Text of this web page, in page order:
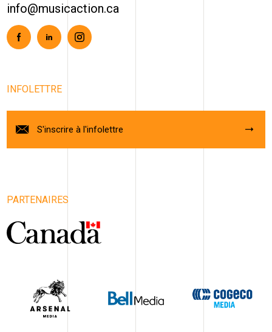
info@musicaction.ca
FacebookLinkedinInstagram
INFOLETTRE
S'inscrire à l'infolettre
PARTENAIRES